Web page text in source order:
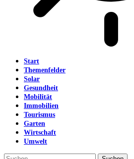
Start
Themenfelder
Solar
Gesundheit
Mobilität
Immobilien
Tourismus
Garten
Wirtschaft
Umwelt